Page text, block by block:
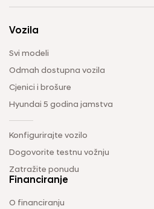
Vozila
Svi modeli
Odmah dostupna vozila
Cjenici i brošure
Hyundai 5 godina jamstva
Konfigurirajte vozilo
Dogovorite testnu vožnju
Zatražite ponudu
Financiranje
O financiranju